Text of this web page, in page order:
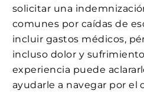
solicitar una
comunes por caídas de
incluir gastos médicos,
incluso dolor y
experiencia puede
ayudarle a navegar por el